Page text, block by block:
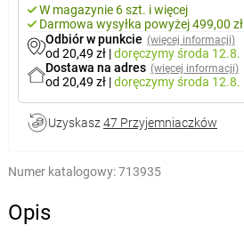
W magazynie 6 szt. i więcej
Darmowa wysyłka powyżej 499,00 zł
Odbiór w punkcie (więcej informacji)
od 20,49 zł |doręczymyśroda 12.8.
Dostawa na adres (więcej informacji)
od 20,49 zł |doręczymyśroda 12.8.
Uzyskasz 47 Przyjemniaczków
Numer katalogowy:713935
Opis